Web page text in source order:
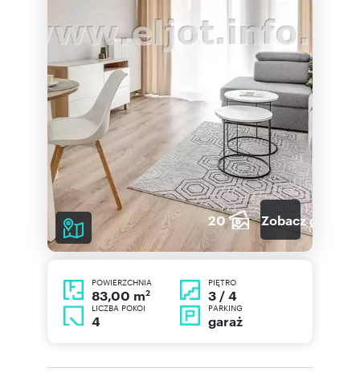
20 Zobacz galerię
POWIERZCHNIA
83,00 m2
PIĘTRO
3 / 4
LICZBA POKOI
4
PARKING
garaż